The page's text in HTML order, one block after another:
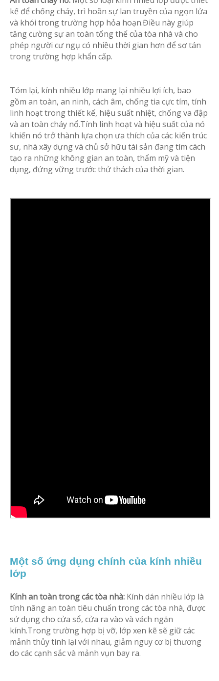
kế để chống cháy, trì hoãn sự lan truyền của ngọn lửa
và khói trong trường hợp hỏa hoạn.Điều này giúp
tăng cường sự an toàn tổng thể của tòa nhà và cho
phép người cư ngụ có nhiều thời gian hơn để sơ tán
trong trường hợp khẩn cấp.
Tóm lại, kính nhiều lớp mang lại nhiều lợi ích, bao
gồm an toàn, an ninh, cách âm, chống tia cực tím, tính
linh hoạt trong thiết kế, hiệu suất nhiệt, chống va đập
và an toàn cháy nổ.Tính linh hoạt và hiệu suất của nó
khiến nó trở thành lựa chọn ưa thích của các kiến ​​trúc
sư, nhà xây dựng và chủ sở hữu tài sản đang tìm cách
tạo ra những không gian an toàn, thẩm mỹ và tiện
dụng, đứng vững trước thử thách của thời gian.
Một số ứng dụng chính của kính nhiều
lớp
Kính an toàn trong các tòa nhà: Kính dán nhiều lớp là
tính năng an toàn tiêu chuẩn trong các tòa nhà, được
sử dụng cho cửa sổ, cửa ra vào và vách ngăn
kính.Trong trường hợp bị vỡ, lớp xen kẽ sẽ giữ các
mảnh thủy tinh lại với nhau, giảm nguy cơ bị thương
do các cạnh sắc và mảnh vụn bay ra.